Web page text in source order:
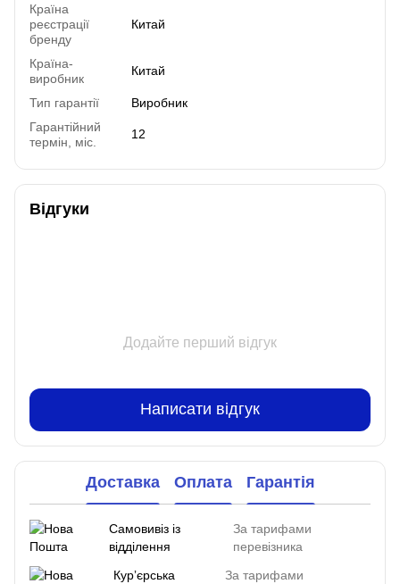
Країна
реєстрації
бренду
Китай
Країна-
виробник
Китай
Тип гарантії
Виробник
Гарантійний
термін, міс.
12
Відгуки
Додайте перший відгук
Написати відгук
Доставка Оплата Гарантія
Самовивіз із
відділення
За тарифами
перевізника
Курʼєрська
За тарифами